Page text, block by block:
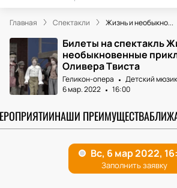
Главная Спектакли Жизнь и необыкно...
Билеты на спектакль
необыкновенные
Оливера Твиста
Геликон-опера Детский
6 мар. 2022
16:00
НАШИ ПРЕИМУЩЕСТВА